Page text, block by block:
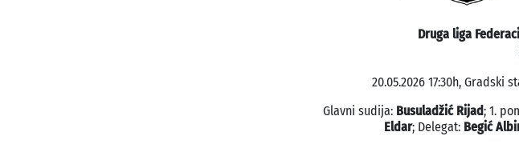
Druga liga
20.05.2026 17:30h, Gradski
Glavni sudija: Busuladžić Rijad; 1.
Eldar; Delegat: Begić